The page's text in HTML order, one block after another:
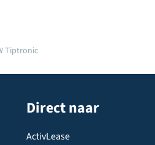
Tiptronic
Direct naar
ActivLease